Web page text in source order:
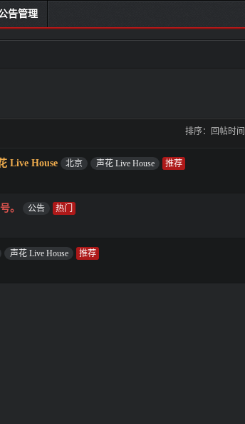
告管理
排序： 回帖时间
Live House 北京
声花 Live House
。
公告
声花 Live House